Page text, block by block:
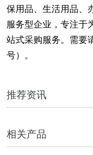
保用品、生活用品、
服务型企业，专注于
站式采购服务。需要
号）。
推荐资讯
相关产品